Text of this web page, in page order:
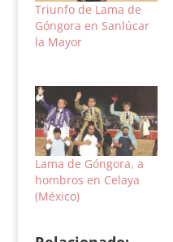
Triunfo de Lama de
Góngora en Sanlúcar
la Mayor
Lama de Góngora, a
hombros en Celaya
(México)